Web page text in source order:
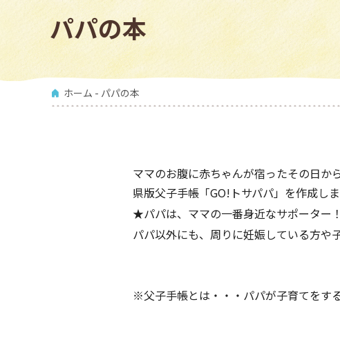
パパの本
ホーム - パパの本
ママのお腹に赤ちゃんが宿ったその日か
県版父子手帳「GO!トサパパ」を作成しま
★パパは、ママの一番身近なサポーター
パパ以外にも、周りに妊娠している方や
※父子手帳とは・・・パパが子育てをす